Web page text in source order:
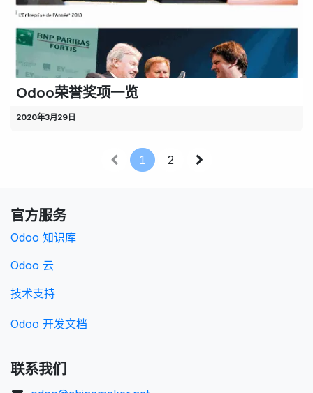
Odoo荣誉奖项一览
2020年3月29日
1 2
官方服务
Odoo 知识库
Odoo 云
技术支持
Odoo 开发文档
联系我们